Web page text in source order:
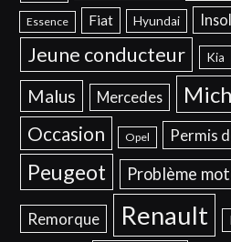
Essence Fiat Hyundai
Jeune conducteur Kia
Malus Mercedes
Occasion Opel Permis
Peugeot Problème
Remorque Renault